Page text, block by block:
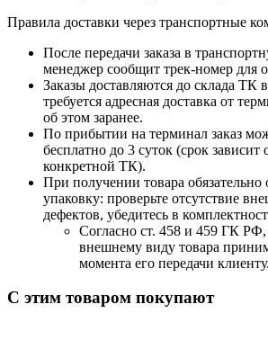
Правила доставки через транспортные
После передачи заказа в
менеджер сообщит трек-номер для
Заказы доставляются до склада ТК
требуется адресная доставка от
об этом заранее.
По прибытии на терминал заказ
бесплатно до 3 суток (срок зависит
конкретной ТК).
При получении товара обязательно
упаковку: проверьте отсутствие
дефектов, убедитесь в
Согласно ст. 458 и 459 ГК РФ,
внешнему виду товара
момента его передачи клиенту.
С этим товаром покупают